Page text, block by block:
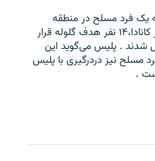
یک فرد مسلح در منطقه
مرکزی تورنتو ،‌بزرگترین شهر کانادا،۱۴ نفر هدف گلوله قرار
شدند . پلیس می‌گوید این
مسلح نیز دردرگیری با پلیس
.